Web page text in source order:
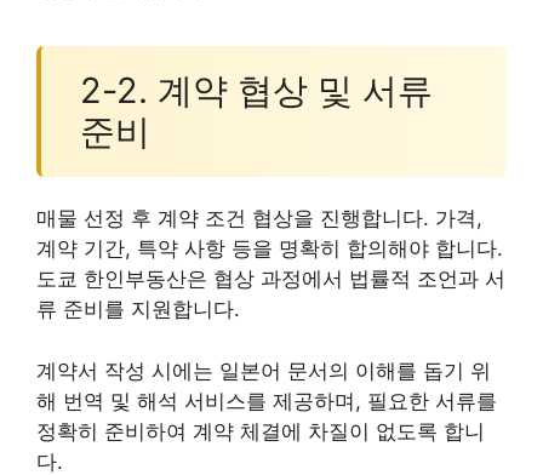
2-2. 계약 협상 및 서류
준비
매물 선정 후 계약 조건 협상을 진행합니다. 가격,
계약 기간, 특약 사항 등을 명확히 합의해야 합니다.
도쿄 한인부동산은 협상 과정에서 법률적 조언과 서
류 준비를 지원합니다.
계약서 작성 시에는 일본어 문서의 이해를 돕기 위
해 번역 및 해석 서비스를 제공하며, 필요한 서류를
정확히 준비하여 계약 체결에 차질이 없도록 합니
다.